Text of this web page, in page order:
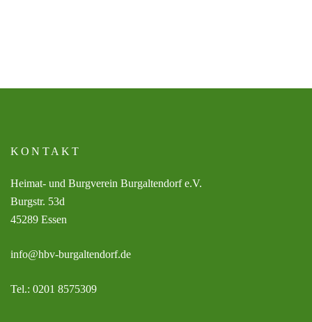
KONTAKT
Heimat- und Burgverein Burgaltendorf e.V.
Burgstr. 53d
45289 Essen
info@hbv-burgaltendorf.de
Tel.: 0201 8575309